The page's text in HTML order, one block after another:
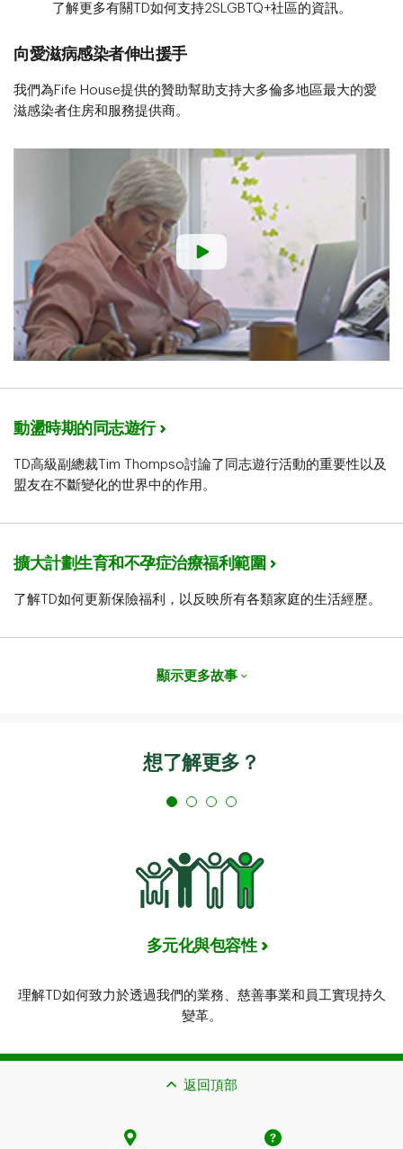
了解更多有關TD如何支持2SLGBTQ+社區的資訊。
向愛滋病感染者伸出援手
我們為Fife House提供的贊助幫助支持大多倫多地區最大的愛
滋感染者住房和服務提供商。
動盪時期的同志遊行
TD高級副總裁Tim Thompso討論了同志遊行活動的重要性以及
盟友在不斷變化的世界中的作用。
擴大計劃生育和不孕症治療福利範圍
了解TD如何更新保險福利，以反映所有各類家庭的生活經歷。
顯示更多故事
想了解更多？
多元化與包容性
理解TD如何致力於透過我們的業務、慈善事業和員工實現持久
變革。
返回頂部